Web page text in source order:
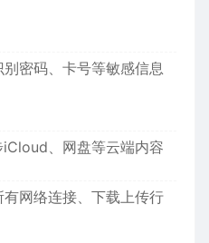
别密码、卡号等敏感信息
iCloud、网盘等云端内容
有网络连接、下载上传行